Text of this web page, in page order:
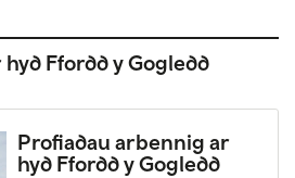
Ffordd y Gogledd
Profiadau arbennig ar
hyd Ffordd y Gogledd